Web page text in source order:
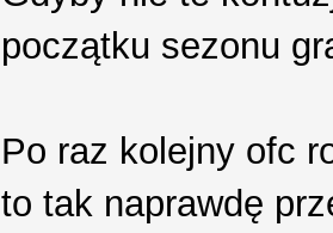
początku sezonu
Po raz kolejny ofc
to tak naprawdę